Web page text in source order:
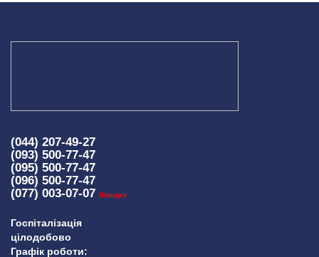
(044) 207-49-27
(093) 500-77-47
(095) 500-77-47
(096) 500-77-47
(077) 003-07-07 Швидка
Госпіталізація
цілодобово
Графік роботи: